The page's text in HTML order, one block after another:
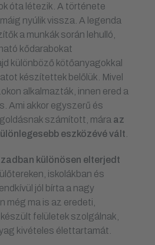
óta létezik. A története
nyúlik vissza. A legenda
a munkák során lehulló,
kődarabokat
különböző kötőanyagokkal
készítettek belőlük. Mivel
alkalmazták, innen ered a
Ami akkor egyszerű és
számított, mára az
eszközévé vált
különösen elterjedt
iskolákban és
jól bírta a nagy
még ma is az eredeti,
felületek szolgálnak,
kivételes élettartamát.